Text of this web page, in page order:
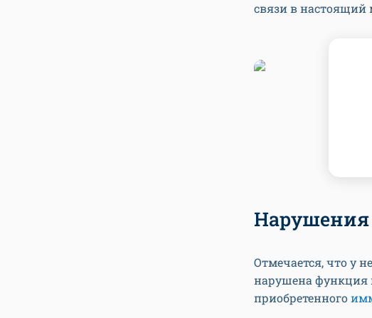
связи в настоящий
Нарушения
Отмечается, что у
нарушена функция
приобретенного